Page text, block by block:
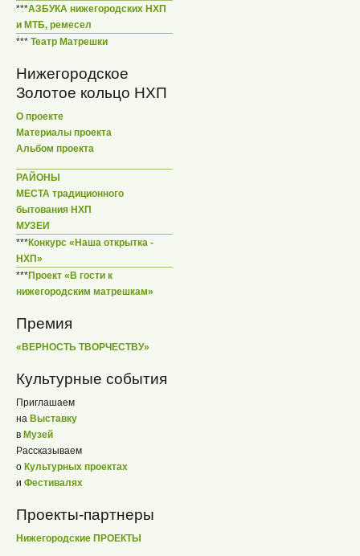
***АЗБУКА нижегородских НХП
и МТБ, ремесел
*** Театр Матрешки
Нижегородское
Золотое кольцо НХП
О проекте
Материалы проекта
Альбом проекта
РАЙОНЫ
МЕСТА традиционного
бытования НХП
МУЗЕИ
***Конкурс «Наша открытка -
НХП»
***Проект «В гости к
нижегородским матрешкам»
Премия
«ВЕРНОСТЬ ТВОРЧЕСТВУ»
Культурные события
Приглашаем
на Выставку
в Музей
Рассказываем
о Культурных проектах
и Фестивалях
Проекты-партнеры
Нижегородские ПРОЕКТЫ